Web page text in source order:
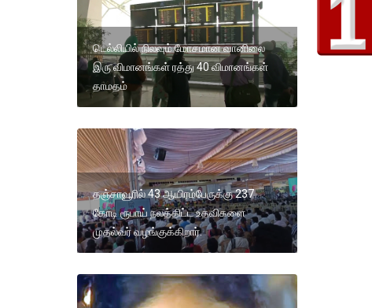
டெல்லியில் நிலவும் மோசமான வானிலை
இரு விமானங்கள் ரத்து 40 விமானங்கள்
தாமதம்
தஞ்சாவூரில் 43 ஆயிரம்பேருக்கு 237
கோடி ரூபாய் நலத்திட்ட உதவிகளை
முதல்வர் வழங்குக்கிறார்.